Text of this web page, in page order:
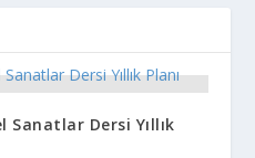
Sanatlar Dersi Yıllık